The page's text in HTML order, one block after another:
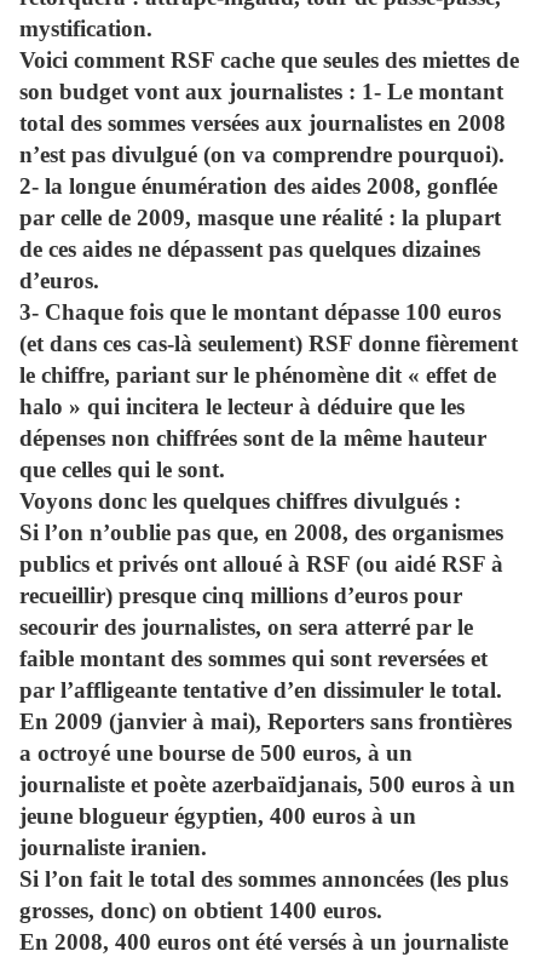
mystification.
Voici comment RSF cache que seules des miettes de
son budget vont aux journalistes : 1- Le montant
total des sommes versées aux journalistes en 2008
n’est pas divulgué (on va comprendre pourquoi).
2- la longue énumération des aides 2008, gonflée
par celle de 2009, masque une réalité : la plupart
de ces aides ne dépassent pas quelques dizaines
d’euros.
3- Chaque fois que le montant dépasse 100 euros
(et dans ces cas-là seulement) RSF donne fièrement
le chiffre, pariant sur le phénomène dit « effet de
halo » qui incitera le lecteur à déduire que les
dépenses non chiffrées sont de la même hauteur
que celles qui le sont.
Voyons donc les quelques chiffres divulgués :
Si l’on n’oublie pas que, en 2008, des organismes
publics et privés ont alloué à RSF (ou aidé RSF à
recueillir) presque cinq millions d’euros pour
secourir des journalistes, on sera atterré par le
faible montant des sommes qui sont reversées et
par l’affligeante tentative d’en dissimuler le total.
En 2009 (janvier à mai), Reporters sans frontières
a octroyé une bourse de 500 euros, à un
journaliste et poète azerbaïdjanais, 500 euros à un
jeune blogueur égyptien, 400 euros à un
journaliste iranien.
Si l’on fait le total des sommes annoncées (les plus
grosses, donc) on obtient 1400 euros.
En 2008, 400 euros ont été versés à un journaliste